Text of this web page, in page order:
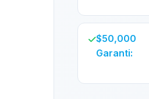
$50,000
Garanti: